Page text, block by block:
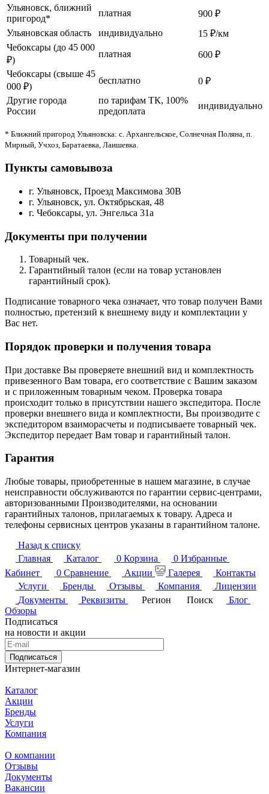
Ульяновск, ближний
пригород*
платная
900 ₽
Ульяновская область
индивидуально
15 ₽/км
Чебоксары (до 45 000
₽)
платная
600 ₽
Чебоксары (свыше 45
000 ₽)
бесплатно
0 ₽
Другие города
России
по тарифам ТК, 100%
предоплата
индивидуально
* Ближний пригород Ульяновска: с. Архангельское, Солнечная Поляна, п.
Мирный, Учхоз, Баратаевка, Лаишевка.
Пункты самовывоза
г. Ульяновск, Проезд Максимова 30В
г. Ульяновск, ул. Октябрьская, 48
г. Чебоксары, ул. Энгельса 31а
Документы при получении
Товарный чек.
Гарантийный талон (если на товар установлен
гарантийный срок).
Подписание товарного чека означает, что товар получен Вами
полностью, претензий к внешнему виду и комплектации у
Вас нет.
Порядок проверки и получения товара
При доставке Вы проверяете внешний вид и комплектность
привезенного Вам товара, его соответствие с Вашим заказом
и с приложенным товарным чеком. Проверка товара
происходит только в присутствии нашего экспедитора. После
проверки внешнего вида и комплектности, Вы производите с
экспедитором взаиморасчеты и подписываете товарный чек.
Экспедитор передает Вам товар и гарантийный талон.
Гарантия
Любые товары, приобретенные в нашем магазине, в случае
неисправности обслуживаются по гарантии сервис-центрами,
авторизованными Производителями, на основании
гарантийных талонов, прилагаемых к товару. Адреса и
телефоны сервисных центров указаны в гарантийном талоне.
Назад к списку
Главная
Каталог 0 Корзина 0 Избранные
Кабинет
0 Сравнение Акции Галерея
Контакты
Услуги
Бренды Отзывы Компания
Лицензии
Документы
Реквизиты Регион Поиск
Блог
Обзоры
Подписаться
на новости и акции
Подписаться
Интернет-магазин
Каталог
Акции
Бренды
Услуги
Компания
О компании
Отзывы
Документы
Вакансии